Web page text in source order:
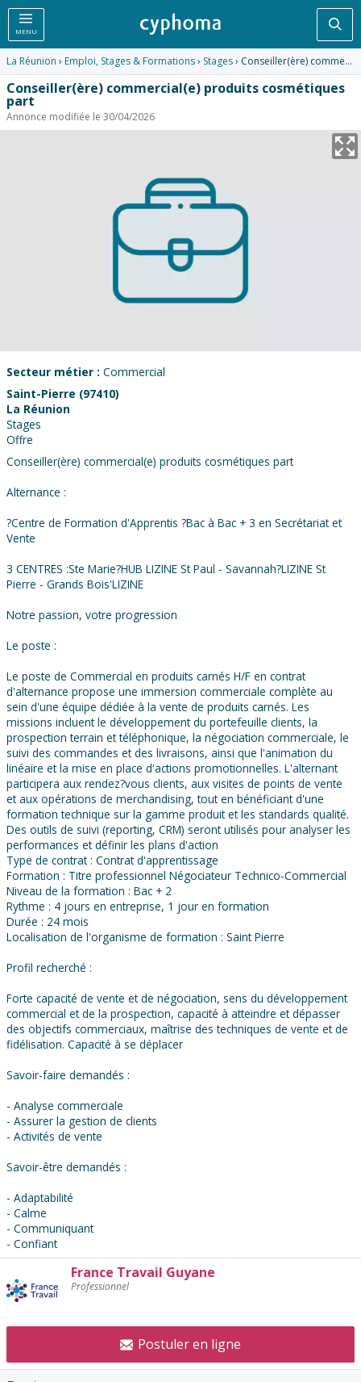
MENU
La Réunion › Emploi, Stages & Formations› Stages› Conseiller(ère) commercial(e) produits cosmétiques part
Conseiller(ère) commercial(e) produits cosmétiques
part
Annonce modifiée le 30/04/2026
Secteur métier : Commercial
Saint-Pierre (97410)
La Réunion
Stages
Offre
Conseiller(ère) commercial(e) produits cosmétiques part
Alternance :
?Centre de Formation d'Apprentis ?Bac à Bac + 3 en Secrétariat et
Vente
3 CENTRES :Ste Marie?HUB LIZINE St Paul - Savannah?LIZINE St
Pierre - Grands Bois'LIZINE
Notre passion, votre progression
Le poste :
Le poste de Commercial en produits carnés H/F en contrat
d'alternance propose une immersion commerciale complète au
sein d'une équipe dédiée à la vente de produits carnés. Les
missions incluent le développement du portefeuille clients, la
prospection terrain et téléphonique, la négociation commerciale, le
suivi des commandes et des livraisons, ainsi que l'animation du
linéaire et la mise en place d'actions promotionnelles. L'alternant
participera aux rendez?vous clients, aux visites de points de vente
et aux opérations de merchandising, tout en bénéficiant d'une
formation technique sur la gamme produit et les standards qualité.
Des outils de suivi (reporting, CRM) seront utilisés pour analyser les
performances et définir les plans d'action
Type de contrat : Contrat d'apprentissage
Formation : Titre professionnel Négociateur Technico-Commercial
Niveau de la formation : Bac + 2
Rythme : 4 jours en entreprise, 1 jour en formation
Durée : 24 mois
Localisation de l'organisme de formation : Saint Pierre
Profil recherché :
Forte capacité de vente et de négociation, sens du développement
commercial et de la prospection, capacité à atteindre et dépasser
des objectifs commerciaux, maîtrise des techniques de vente et de
fidélisation. Capacité à se déplacer
Savoir-faire demandés :
- Analyse commerciale
- Assurer la gestion de clients
- Activités de vente
Savoir-être demandés :
- Adaptabilité
- Calme
- Communiquant
- Confiant
l'annonceur
France Travail Guyane
Professionnel
Postuler en ligne